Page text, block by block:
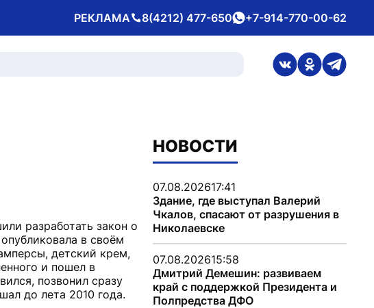
РЕКЛАМА
Телефон 8(4212) 477-650whatsApp
+7-914-770-00-62
ссылка на
ссылка на
разработать закон о
в своём
детский крем,
и пошел в
позвонил сразу
до лета 2010 года.
НОВОСТИ
07.08.202617:41
Здание, где выступал Валерий
Чкалов, спасают от разрушения в
Николаевске
07.08.202615:58
Дмитрий Демешин: развиваем
край с поддержкой Президента и
Полпредства ДФО